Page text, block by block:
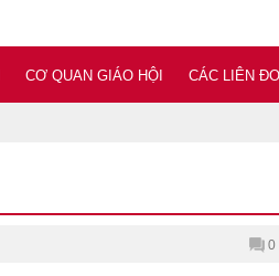
CƠ QUAN GIÁO HỘI CÁC LIÊN
0